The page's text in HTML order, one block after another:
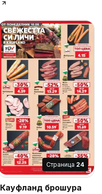
Cтраница 24
Кауфланд брошура